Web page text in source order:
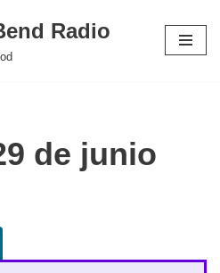
Radio
de junio